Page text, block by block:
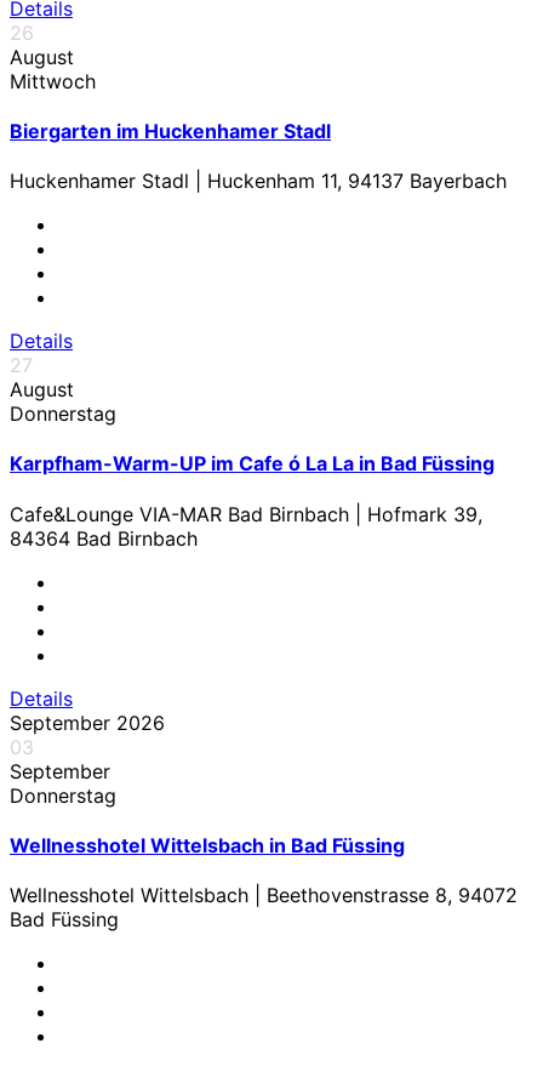
Details
26
August
Mittwoch
Biergarten im Huckenhamer Stadl
Huckenhamer Stadl | Huckenham 11, 94137 Bayerbach
Details
27
August
Donnerstag
Karpfham-Warm-UP im Cafe ó La La in Bad Füssing
Cafe&Lounge VIA-MAR Bad Birnbach | Hofmark 39,
84364 Bad Birnbach
Details
September 2026
03
September
Donnerstag
Wellnesshotel Wittelsbach in Bad Füssing
Wellnesshotel Wittelsbach | Beethovenstrasse 8, 94072
Bad Füssing